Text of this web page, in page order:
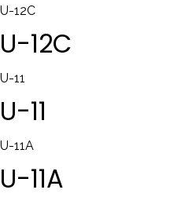
U-12C
U-12C
U-11
U-11
U-11A
U-11A